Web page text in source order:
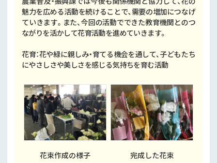
花束作成の様子 完成した花束
魅力を広める活動を続けることで、需要の増加につなげ
ていきます。また、今回の活動でできた教育機関とのつ
ながりを活かして花育活動を進めていきます。
花育：花や緑に親しみ・育てる機会を通して、子どもたち
にやさしさや美しさを感じる気持ちを育む活動